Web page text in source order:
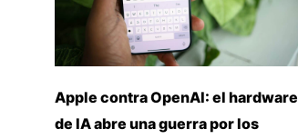
Apple contra OpenAI: el hardware
de IA abre una guerra por los